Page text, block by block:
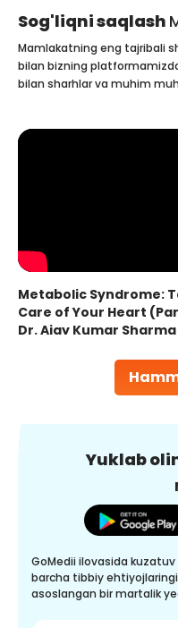
Sog'liqni saqlash
Mamlakatning eng tajribali
bilan bizning
bilan sharhlar va muhim
Metabolic Syndrome:
Care of Your Heart
Dr. Ajay Kumar Sharma
Yuklab
GoMedii ilovasida
barcha tibbiy
asoslangan bir martalik